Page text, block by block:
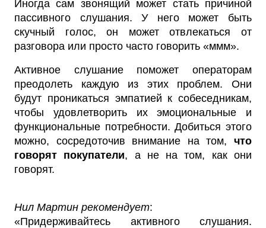
Иногда сам звонящий может стать причиной
пассивного слушания. У него может быть
скучный голос, он может отвлекаться от
разговора или просто часто говорить «ммм».
Активное слушание поможет операторам
преодолеть каждую из этих проблем. Они
будут проникаться эмпатией к собеседникам,
чтобы удовлетворить их эмоциональные и
функциональные потребности. Добиться этого
можно, сосредоточив внимание на том, что
говорят покупатели, а не на том, как они
говорят.
Нил Мартин рекомендует:
«Придерживайтесь активного слушания.